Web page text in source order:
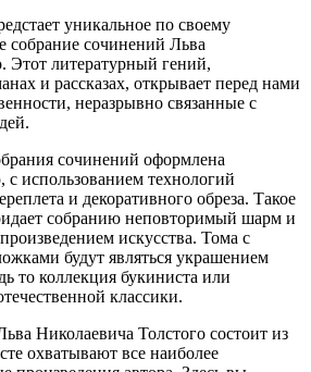
уникальное по своему
собрание сочинений Льва
Этот литературный гений,
и рассказах, открывает перед нами
неразрывно связанные с
сочинений оформлена
использованием технологий
и декоративного обреза. Такое
собранию неповторимый шарм и
искусства. Тома с
будут являться украшением
то коллекция букиниста или
классики.
Николаевича Толстого состоит из
охватывают все наиболее